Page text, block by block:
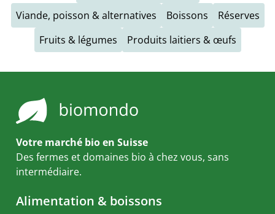
Viande, poisson & alternatives
Boissons
Réserves
Fruits & légumes
Produits laitiers & œufs
Votre marché bio en Suisse
Des fermes et domaines bio à chez vous, sans
intermédiaire.
Alimentation & boissons